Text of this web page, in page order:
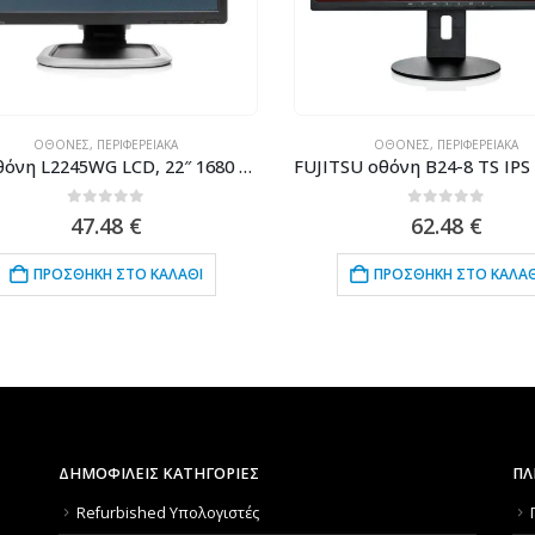
ΟΘΌΝΕΣ,ΠΕΡΙΦΕΡΕΙΑΚΆ
HP οθόνη L2245WG LCD, 22″ 1680 x 1050, VGA/DVI, Grade B
47.48€
ΠΡΟΣΘΉΚΗ ΣΤΟ ΚΑΛΆΘΙ
ΟΘΌΝΕΣ,ΠΕΡΙΦΕΡΕΙΑΚΆ
62.48€
ΠΡΟΣΘΉΚΗ ΣΤΟ ΚΑΛΆΘΙ
ΔΗΜΟΦΙΛΕΙΣ ΚΑΤΗΓΟΡΙΕΣ
Refurbished Υπολογιστές